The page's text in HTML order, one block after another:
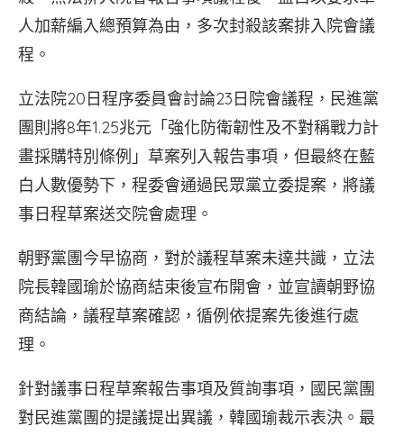
人加薪編入總預算為由，多次封殺該案排入院會議
程。
立法院20日程序委員會討論23日院會議程，民進黨
團則將8年1.25兆元「強化防衛韌性及不對稱戰力計
畫採購特別條例」草案列入報告事項，但最終在藍
白人數優勢下，程委會通過民眾黨立委提案，將議
事日程草案送交院會處理。
朝野黨團今早協商，對於議程草案未達共識，立法
院長韓國瑜於協商結束後宣布開會，並宣讀朝野協
商結論，議程草案確認，循例依提案先後進行處
理。
針對議事日程草案報告事項及質詢事項，國民黨團
對民進黨團的提議提出異議，韓國瑜裁示表決。最